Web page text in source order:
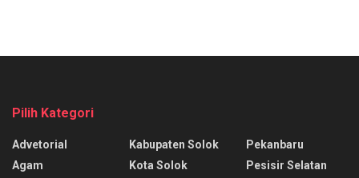
Pilih Kategori
Advetorial
Agam
Kabupaten Solok
Kota Solok
Pekanbaru
Pesisir Selatan